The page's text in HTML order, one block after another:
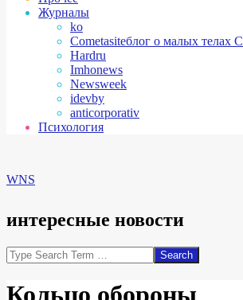
Журналы
ko
Cometasiteблог о малых телах
Hardru
Imhonews
Newsweek
idevby
anticorporativ
Психология
WNS
интересные новости
Search